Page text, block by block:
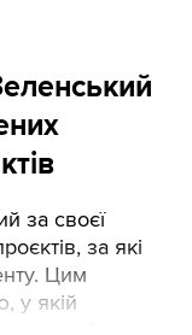
за своєї
за які
Цим
у якій